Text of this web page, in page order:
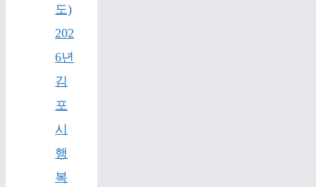
도)
202
6년
김
포
시
행
복